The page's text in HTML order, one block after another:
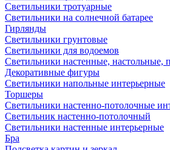
Светильники тротуарные
Светильники на солнечной батарее
Гирлянды
Светильники грунтовые
Светильники для водоемов
Светильники настенные, настольные,
Декоративные фигуры
Светильники напольные интерьерные
Торшеры
Светильники настенно-потолочные
Светильник настенно-потолочный
Светильники настенные интерьерные
Бра